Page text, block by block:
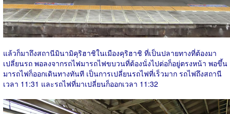
แล้วก็มาถึงสถานีมินามิคุริฮาชิในเมืองคุริฮาชิ ที่เป็นปลายทางที่ต้องมา
เปลี่ยนรถ พอลงจากรถไฟมารถไฟขบวนที่ต้องนั่งไปต่อก็อยู่ตรงหน้า พอขึ้น
มารถไฟก็ออกเดินทางทันที เป็นการเปลี่ยนรถไฟที่เร็วมาก รถไฟถึงสถานี
เวลา 11:31 และรถไฟที่มาเปลี่ยนก็ออกเวลา 11:32